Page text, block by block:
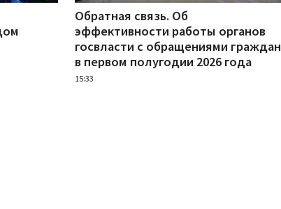
Обратная связь. Об
эффективности работы органов
госвласти с обращениями граждан
в первом полугодии 2026 года
15:33